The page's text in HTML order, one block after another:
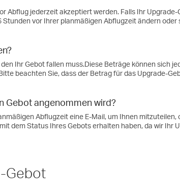
Abflug jederzeit akzeptiert werden. Falls Ihr
vor Ihrer planmäßigen Abflugzeit ändern
Ihr Gebot fallen muss.Diese Beträge können sich
beachten Sie, dass der Betrag für das Upgrade-
Gebot angenommen wird?
Abflugzeit eine E-Mail, um Ihnen
dem Status Ihres Gebots erhalten haben, da wir Ihr
Gebot